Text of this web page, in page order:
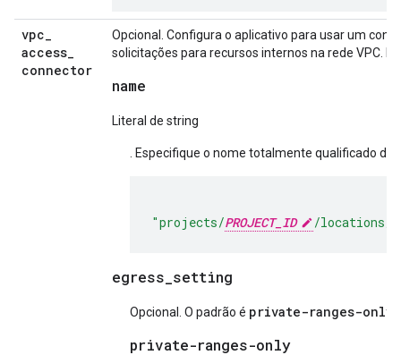
vpc_
access_
connector
Opcional. Configura o aplicativo para usar um
solicitações para recursos internos na rede VPC.
name
Literal de string
. Especifique o nome totalmente qualificado
"projects/PROJECT_ID /locations/
egress_setting
Opcional. O padrão é private-ranges-only
private-ranges-only